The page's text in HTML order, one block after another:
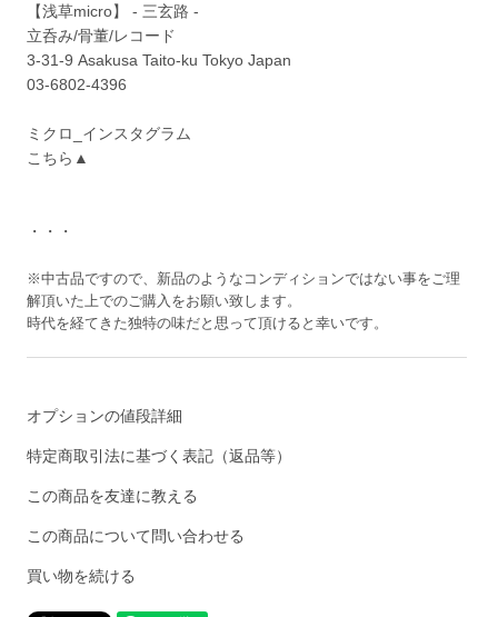
【浅草micro】 - 三玄路 -
立呑み/骨董/レコード
3-31-9 Asakusa Taito-ku Tokyo Japan
03-6802-4396
ミクロ_インスタグラム
こちら▲
・・・
※中古品ですので、新品のようなコンディションではない事をご理
解頂いた上でのご購入をお願い致します。
時代を経てきた独特の味だと思って頂けると幸いです。
オプションの値段詳細
特定商取引法に基づく表記（返品等）
この商品を友達に教える
この商品について問い合わせる
買い物を続ける